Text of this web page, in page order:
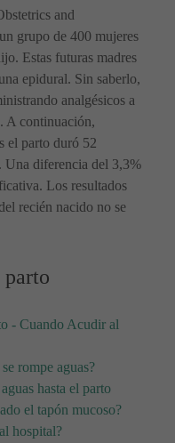
and
grupo de 400 mujeres
Estas futuras madres
epidural. Sin saberlo,
analgésicos a
A continuación,
el parto duró 52
Una diferencia del 3,3%
Los resultados
recién nacido no se
- Cuando Acudir al
rompe aguas?
hasta el parto
el tapón mucoso?
hospital?